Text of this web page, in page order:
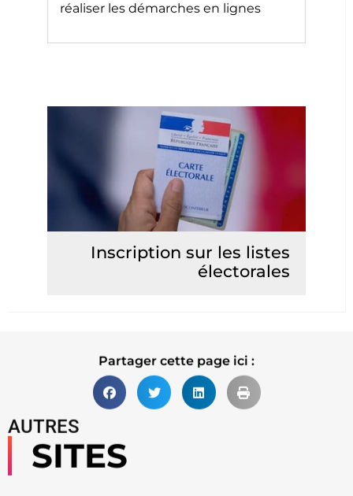
réaliser les démarches en lignes
Inscription sur les listes
électorales
Partager cette page ici :
AUTRES
SITES